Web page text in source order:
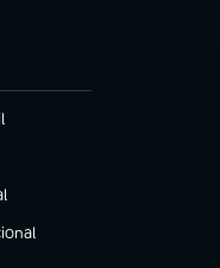
aba)
aba)